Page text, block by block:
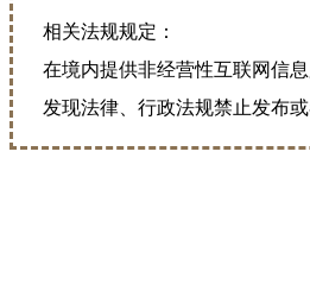
相关法规规定：
在境内提供非经营性互联网信
发现法律、行政法规禁止发布